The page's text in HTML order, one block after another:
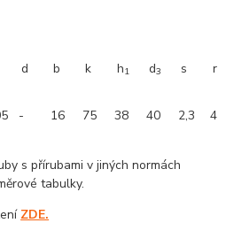
d b k h1 d3 s r
- 16 75 38 40 2,3 4
s přírubami v jiných normách
tabulky.
ZDE.